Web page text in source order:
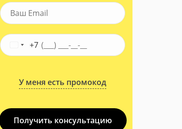
+7
У меня есть промокод
Получить консультацию